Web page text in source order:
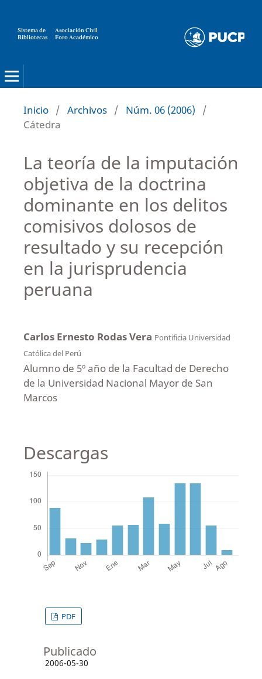
Sistema de
Bibliotecas
Asociación Civil
Foro Académico
Inicio / Archivos / Núm. 06 (2006)
/
Cátedra
La teoría de la imputación
objetiva de la doctrina
dominante en los delitos
comisivos dolosos de
resultado y su recepción
en la jurisprudencia
peruana
Carlos Ernesto Rodas Vera Pontificia Universidad
Católica del Perú
Alumno de 5º año de la Facultad de Derecho
de la Universidad Nacional Mayor de San
Marcos
Descargas
PDF
Publicado
2006-05-30